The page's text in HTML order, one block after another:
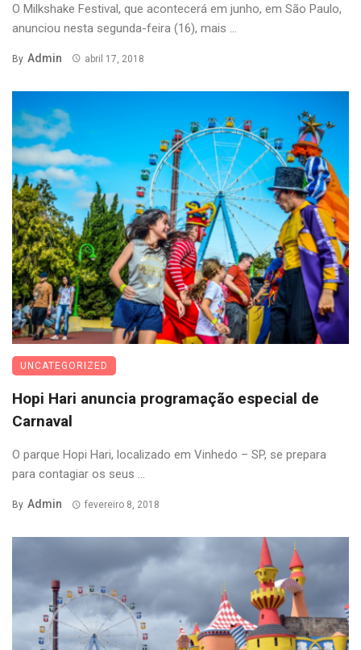
O Milkshake Festival, que acontecerá em junho, em São Paulo,
anunciou nesta segunda-feira (16), mais ...
By Admin abril 17, 2018
UNCATEGORIZED
Hopi Hari anuncia programação especial de
Carnaval
O parque Hopi Hari, localizado em Vinhedo – SP, se prepara
para contagiar os seus ...
By Admin fevereiro 8, 2018